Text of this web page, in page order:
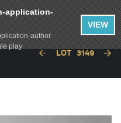
LOT 3149
application-
author
play
VIEW